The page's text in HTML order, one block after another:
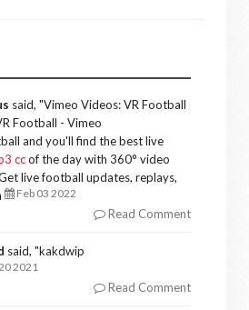
said, "Vimeo Videos: VR Football
Football - Vimeo
and you'll find the best live
ccof the day with 360° video
live football updates, replays,
Feb 03 2022
Read Comment
said, "kakdwip
2021
Read Comment